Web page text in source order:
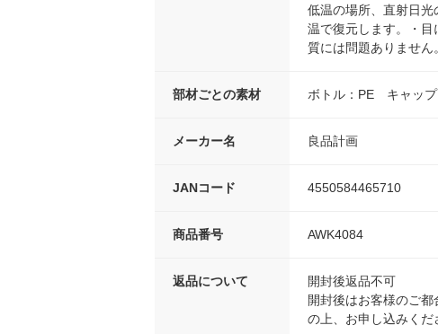
低温の場所、直射日
温で復元します。・
質には問題ありません。
部材ごとの素材 ボトル：PE キャップ
メーカー名 良品計画
JANコード 4550584465710
商品番号 AWK4084
返品について
開封後返品不可
開封後はお客様のご
の上、お申し込みくだ